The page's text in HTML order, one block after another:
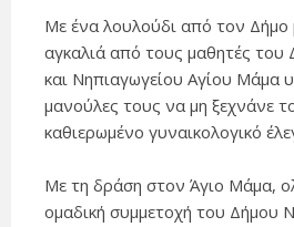
Με ένα λουλούδι από τον Δήμο
αγκαλιά από τους μαθητές του
και Νηπιαγωγείου Αγίου Μάμα
μανούλες τους να μη ξεχνάνε
καθιερωμένο γυναικολογικό
Με τη δράση στον Άγιο Μάμα,
ομαδική συμμετοχή του Δήμου